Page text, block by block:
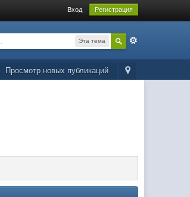
Вход Регистрация
Эта тема
Просмотр новых публикаций